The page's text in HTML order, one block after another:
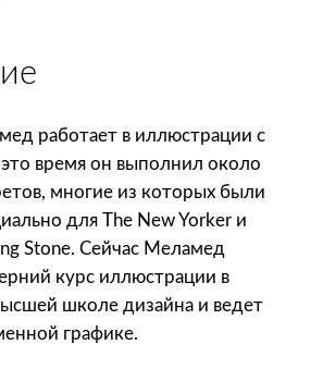
работает в иллюстрации с
это время он выполнил около
многие из которых были
для The New Yorker и
Stone. Сейчас Меламед
курс иллюстрации в
школе дизайна и ведет
графике.